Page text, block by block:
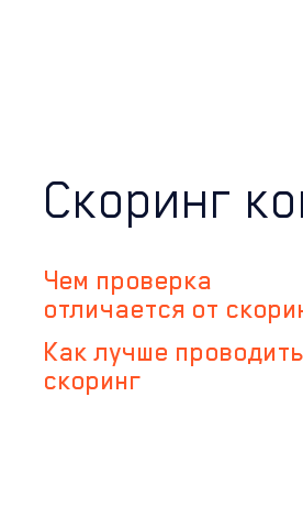
Скоринг
Чем проверка
отличается от
Как лучше проводить
скоринг